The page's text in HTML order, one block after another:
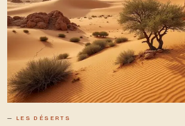
LES DÉSERTS